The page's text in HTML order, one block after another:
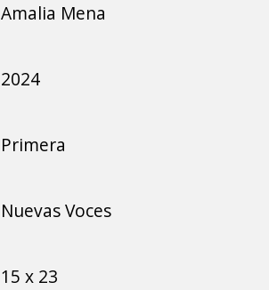
Amalia Mena
2024
Primera
Nuevas Voces
15 x 23